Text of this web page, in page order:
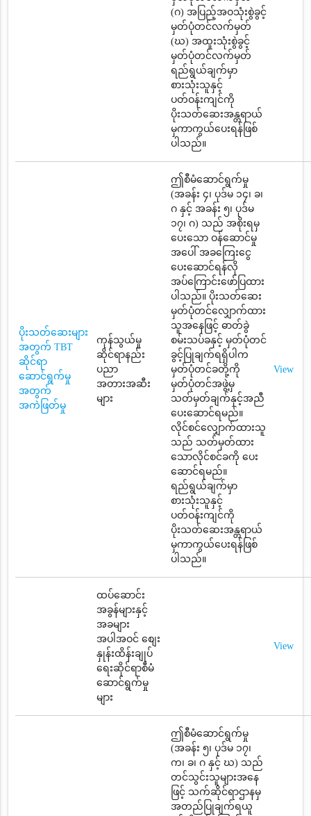
(ဂ) အပြည့်အဝသုံးစွဲခွင့်
မှတ်ပုံတင်လက်မှတ်
(ဃ) အထူးသုံးစွဲခွင့်
မှတ်ပုံတင်လက်မှတ်
ရည်ရွယ်ချက်မှာ
စားသုံးသူနှင့်
ပတ်ဝန်းကျင်ကို
ပိုးသတ်ဆေးအန္တရာယ်
မှကာကွယ်ပေးရန်ဖြစ်
ပါသည်။
ပိုးသတ်ဆေးများ
အတွက် TBT
ဆိုင်ရာ
ဆောင်ရွက်မှု
အတွက်
အကဲဖြတ်မှု
ကုန်သွယ်မှု
ဆိုင်ရာနည်း
ပညာ
အတားအဆီး
များ
ဤစီမံဆောင်ရွက်မှု
(အခန်း ၄၊ ပုဒ်မ ၁၄၊ ခ၊
ဂ နှင့် အခန်း ၅၊ ပုဒ်မ
၁၇၊ ဂ) သည် အစိုးရမှ
ပေးသော ဝန်ဆောင်မှု
အပေါ် အခကြေးငွေ
ပေးဆောင်ရန်လို
အပ်ကြောင်းဖော်ပြထား
ပါသည်။ ပိုးသတ်ဆေး
မှတ်ပုံတင်လျှောက်ထား
သူအနေဖြင့် ဓာတ်ခွဲ
စမ်းသပ်ခနှင့် မှတ်ပုံတင်
ခွင့်ပြုချက်ရရှိပါက
မှတ်ပုံတင်ခတို့ကို
မှတ်ပုံတင်အဖွဲ့မှ
သတ်မှတ်ချက်နှင့်အညီ
ပေးဆောင်ရမည်။
လိုင်စင်လျှောက်ထားသူ
သည် သတ်မှတ်ထား
သောလိုင်စင်ခကို ပေး
ဆောင်ရမည်။
ရည်ရွယ်ချက်မှာ
စားသုံးသူနှင့်
ပတ်ဝန်းကျင်ကို
ပိုးသတ်ဆေးအန္တရာယ်
မှကာကွယ်ပေးရန်ဖြစ်
ပါသည်။
View
ထပ်ဆောင်း
အခွန်များနှင့်
အခများ
အပါအဝင် စျေး
နှုန်းထိန်းချုပ်
ရေးဆိုင်ရာစီမံ
ဆောင်ရွက်မှု
များ
View
ဤစီမံဆောင်ရွက်မှု
(အခန်း ၅၊ ပုဒ်မ ၁၇၊
က၊ ခ၊ ဂ နှင့် ဃ) သည်
တင်သွင်းသူများအနေ
ဖြင့် သက်ဆိုင်ရာဌာနမှ
အတည်ပြုချက်ရယူ